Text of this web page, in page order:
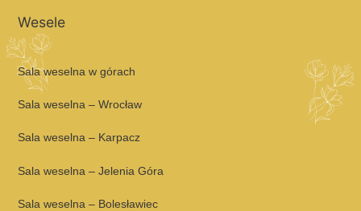
Wesele
Sala weselna w górach
Sala weselna – Wrocław
Sala weselna – Karpacz
Sala weselna – Jelenia Góra
Sala weselna – Bolesławiec